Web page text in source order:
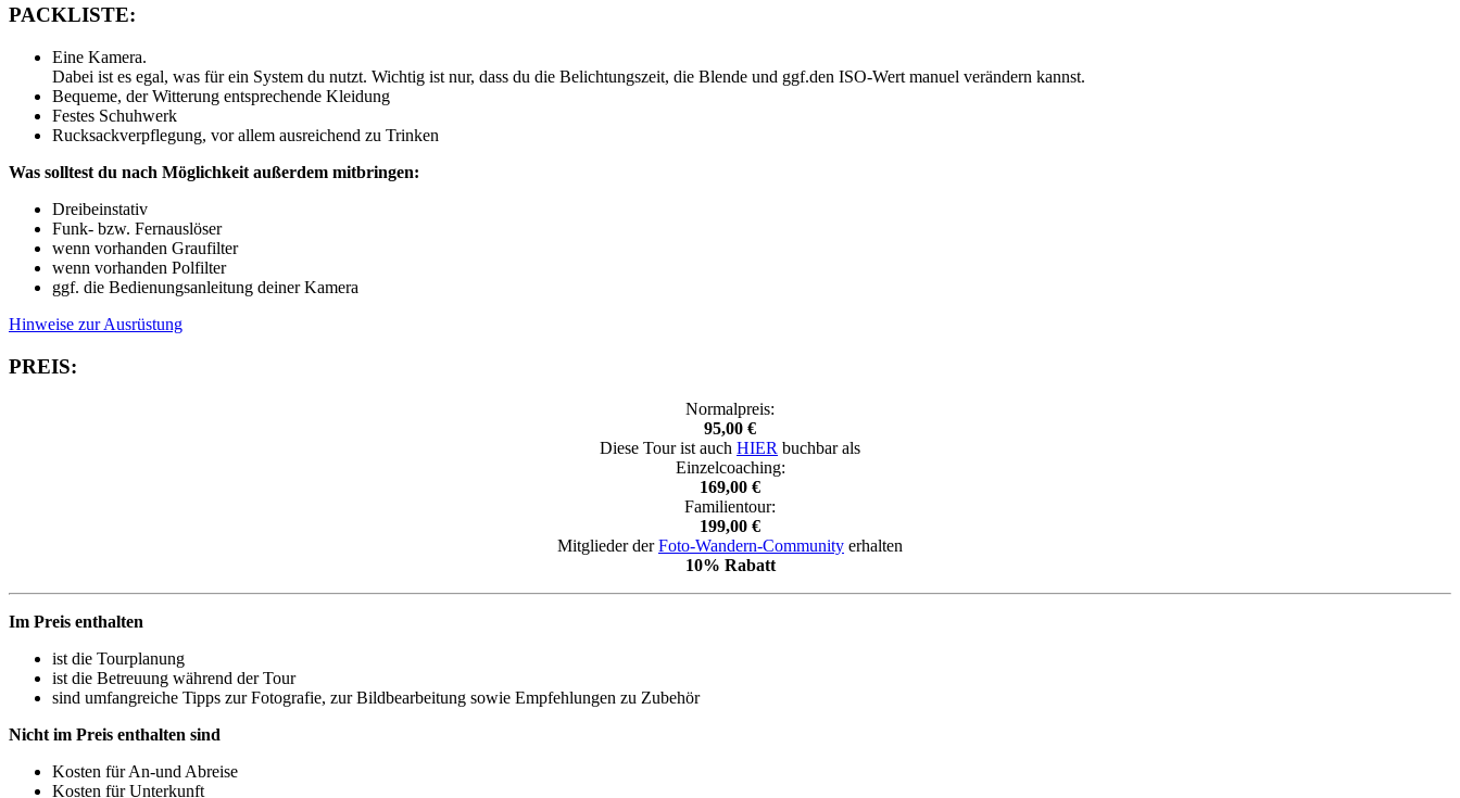
PACKLISTE:
Eine Kamera.
Dabei ist es egal, was für ein System du nutzt. Wichtig ist nur, dass du die Belichtungszeit, die Blende und ggf.den ISO-Wert manuel verändern kannst.
Bequeme, der Witterung entsprechende Kleidung
Festes Schuhwerk
Rucksackverpflegung, vor allem ausreichend zu Trinken
Was solltest du nach Möglichkeit außerdem mitbringen:
Dreibeinstativ
Funk- bzw. Fernauslöser
wenn vorhanden Graufilter
wenn vorhanden Polfilter
ggf. die Bedienungsanleitung deiner Kamera
Hinweise zur Ausrüstung
PREIS:
Normalpreis:
95,00 €
Diese Tour ist auch HIER buchbar als
Einzelcoaching:
169,00 €
Familientour:
199,00 €
Mitglieder derFoto-Wandern-Community erhalten
10% Rabatt
Im Preis enthalten
ist die Tourplanung
ist die Betreuung während der Tour
sind umfangreiche Tipps zur Fotografie, zur Bildbearbeitung sowie Empfehlungen zu Zubehör
Nicht im Preis enthalten sind
Kosten für An-und Abreise
Kosten für Unterkunft